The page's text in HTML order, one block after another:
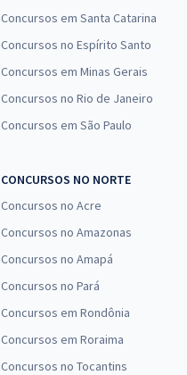
Concursos em Santa Catarina
Concursos no Espírito Santo
Concursos em Minas Gerais
Concursos no Rio de Janeiro
Concursos em São Paulo
CONCURSOS NO NORTE
Concursos no Acre
Concursos no Amazonas
Concursos no Amapá
Concursos no Pará
Concursos em Rondônia
Concursos em Roraima
Concursos no Tocantins